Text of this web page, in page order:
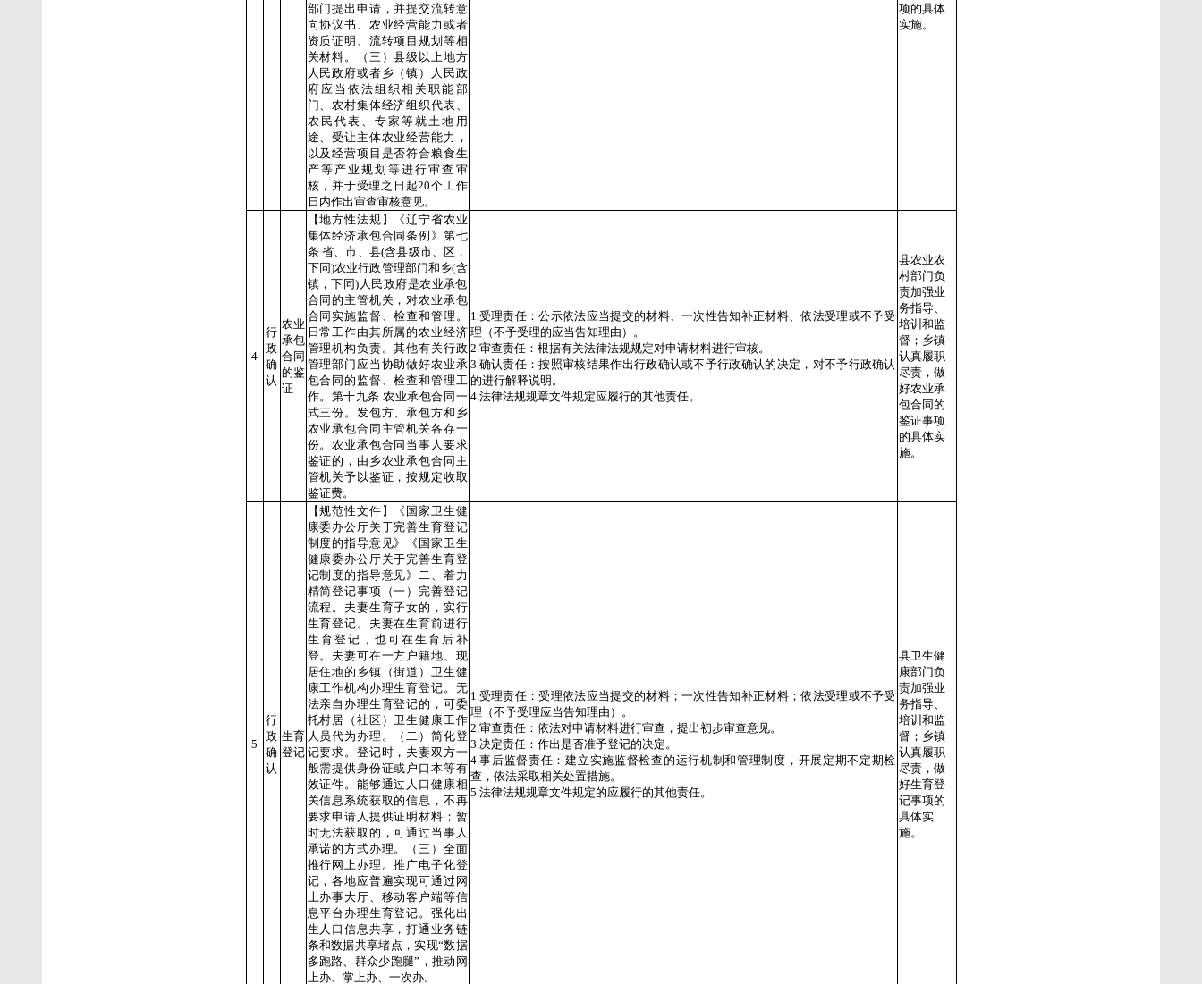
部门提出申请，并提交流转意
向协议书、农业经营能力或者
资质证明、流转项目规划等相
关材料。（三）县级以上地方
人民政府或者乡（镇）人民政
府应当依法组织相关职能部
门、农村集体经济组织代表、
农民代表、专家等就土地用
途、受让主体农业经营能力，
以及经营项目是否符合粮食生
产等产业规划等进行审查审
核，并于受理之日起20个工作
日内作出审查审核意见。
项的具体
实施。
4
行
政
确
认
农业
承包
合同
的鉴
证
【地方性法规】《辽宁省农业
集体经济承包合同条例》第七
条 省、市、县(含县级市、区，
下同)农业行政管理部门和乡(含
镇，下同)人民政府是农业承包
合同的主管机关，对农业承包
合同实施监督、检查和管理。
日常工作由其所属的农业经济
管理机构负责。其他有关行政
管理部门应当协助做好农业承
包合同的监督、检查和管理工
作。第十九条 农业承包合同一
式三份。发包方、承包方和乡
农业承包合同主管机关各存一
份。农业承包合同当事人要求
鉴证的，由乡农业承包合同主
管机关予以鉴证，按规定收取
鉴证费。
1.受理责任：公示依法应当提交的材料、一次性告知补正材料、依法受理或不予受
理（不予受理的应当告知理由）。
2.审查责任：根据有关法律法规规定对申请材料进行审核。
3.确认责任：按照审核结果作出行政确认或不予行政确认的决定，对不予行政确认
的进行解释说明。
4.法律法规规章文件规定应履行的其他责任。
县农业农
村部门负
责加强业
务指导、
培训和监
督；乡镇
认真履职
尽责，做
好农业承
包合同的
鉴证事项
的具体实
施。
5
行
政
确
认
生育
登记
【规范性文件】《国家卫生健
康委办公厅关于完善生育登记
制度的指导意见》《国家卫生
健康委办公厅关于完善生育登
记制度的指导意见》二、着力
精简登记事项（一）完善登记
流程。夫妻生育子女的，实行
生育登记。夫妻在生育前进行
生育登记，也可在生育后补
登。夫妻可在一方户籍地、现
居住地的乡镇（街道）卫生健
康工作机构办理生育登记。无
法亲自办理生育登记的，可委
托村居（社区）卫生健康工作
人员代为办理。（二）简化登
记要求。登记时，夫妻双方一
般需提供身份证或户口本等有
效证件。能够通过人口健康相
关信息系统获取的信息，不再
要求申请人提供证明材料；暂
时无法获取的，可通过当事人
承诺的方式办理。（三）全面
推行网上办理。推广电子化登
记，各地应普遍实现可通过网
上办事大厅、移动客户端等信
息平台办理生育登记。强化出
生人口信息共享，打通业务链
条和数据共享堵点，实现“数据
多跑路、群众少跑腿”，推动网
上办、掌上办、一次办。
1.受理责任：受理依法应当提交的材料；一次性告知补正材料；依法受理或不予受
理（不予受理应当告知理由）。
2.审查责任：依法对申请材料进行审查，提出初步审查意见。
3.决定责任：作出是否准予登记的决定。
4.事后监督责任：建立实施监督检查的运行机制和管理制度，开展定期不定期检
查，依法采取相关处置措施。
5.法律法规规章文件规定的应履行的其他责任。
县卫生健
康部门负
责加强业
务指导、
培训和监
督；乡镇
认真履职
尽责，做
好生育登
记事项的
具体实
施。